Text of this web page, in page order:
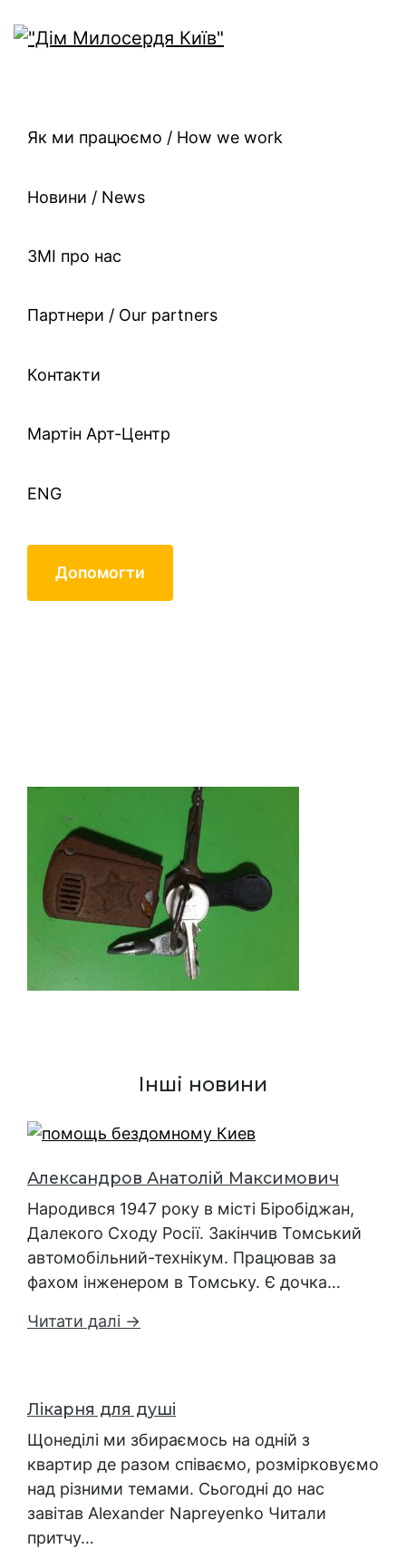
Як ми працюємо / How we work
Новини / News
ЗМІ про нас
Партнери / Our partners
Контакти
Mартін Арт-Центр
ENG
Допомогти
Інші новини
Александров Анатолій Максимович
Народився 1947 року в місті Біробіджан,
Далекого Сходу Росії. Закінчив Томський
автомобільний-технікум. Працював за
фахом інженером в Томську. Є дочка…
Читати далі →
Лікарня для душі
Щонеділі ми збираємось на одній з
квартир де разом співаємо, розмірковуємо
над різними темами. Сьогодні до нас
завітав Alexander Napreyenko Читали
притчу…